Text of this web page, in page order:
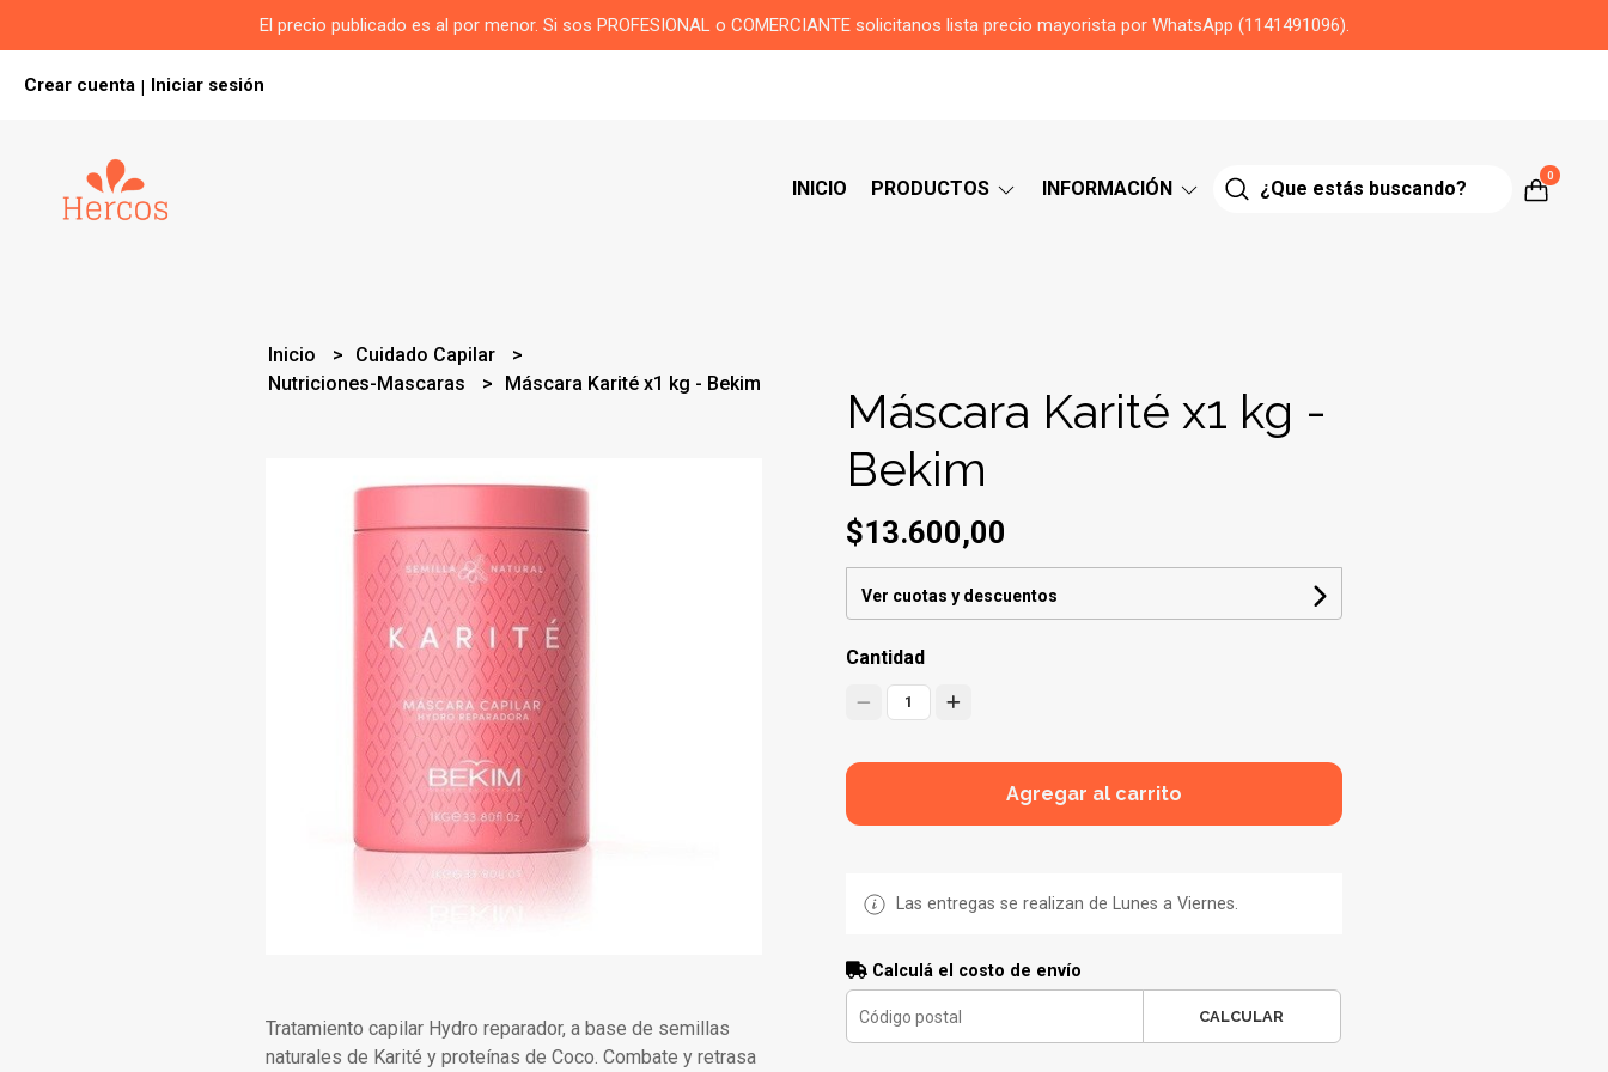
El precio publicado es al por menor. Si sos PROFESIONAL o COMERCIANTE solicitanos lista precio mayorista por WhatsApp (1141491096).
Crear cuenta | Iniciar sesión
INICIO PRODUCTOS INFORMACIÓN
0
Inicio
Cuidado Capilar
Nutriciones-Mascaras
Máscara Karité x1 kg - Bekim
Tratamiento capilar Hydro reparador, a base de semillas
naturales de Karité y proteínas de Coco. Combate y retrasa
Máscara Karité x1 kg -
Bekim
$13.600,00
Ver cuotas y descuentos
Cantidad
1
Agregar al carrito
Las entregas se realizan de Lunes a Viernes.
Calculá el costo de envío
CALCULAR